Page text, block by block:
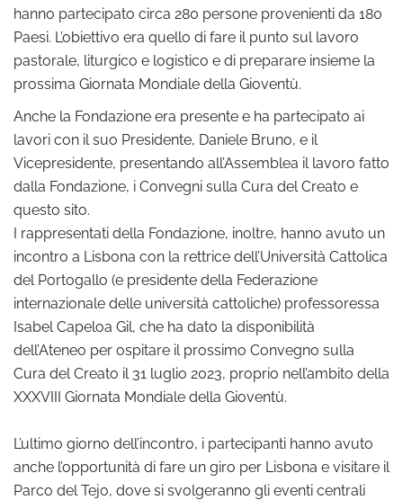
hanno partecipato circa 280 persone provenienti da 180
Paesi. L’obiettivo era quello di fare il punto sul lavoro
pastorale, liturgico e logistico e di preparare insieme la
prossima Giornata Mondiale della Gioventù.
Anche la Fondazione era presente e ha partecipato ai
lavori con il suo Presidente, Daniele Bruno, e il
Vicepresidente, presentando all’Assemblea il lavoro fatto
dalla Fondazione, i Convegni sulla Cura del Creato e
questo sito.
I rappresentati della Fondazione, inoltre, hanno avuto un
incontro a Lisbona con la rettrice dell’Università Cattolica
del Portogallo (e presidente della Federazione
internazionale delle università cattoliche) professoressa
Isabel Capeloa Gil, che ha dato la disponibilità
dell’Ateneo per ospitare il prossimo Convegno sulla
Cura del Creato il 31 luglio 2023, proprio nell’ambito della
XXXVIII Giornata Mondiale della Gioventù.
L’ultimo giorno dell’incontro, i partecipanti hanno avuto
anche l’opportunità di fare un giro per Lisbona e visitare il
Parco del Tejo, dove si svolgeranno gli eventi centrali